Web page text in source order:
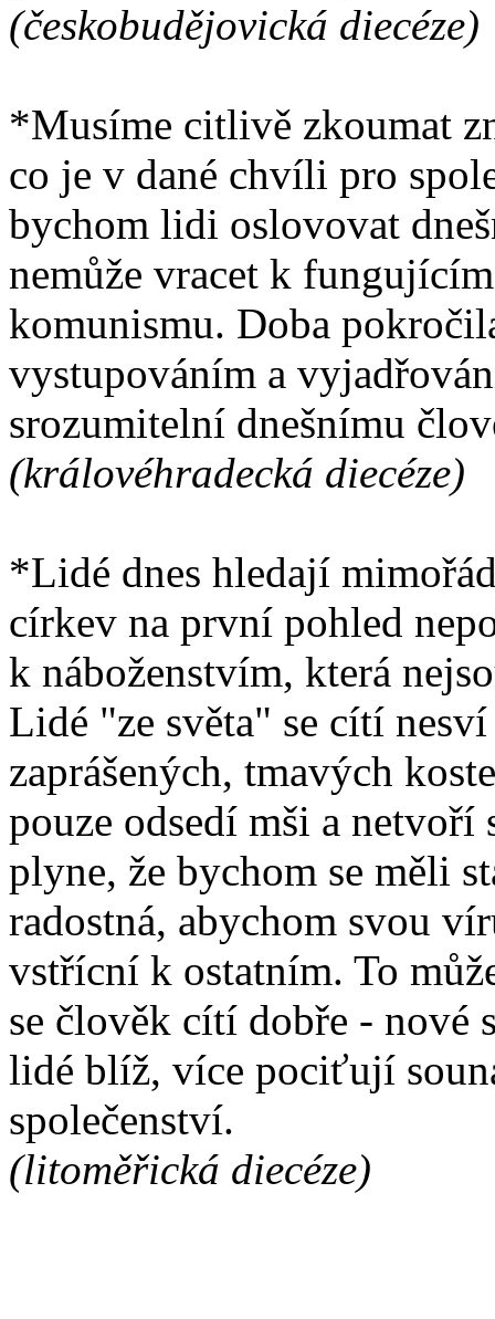
(českobudějovická diecéze)
*Musíme citlivě zkoumat
co je v dané chvíli pro
bychom lidi oslovovat
nemůže vracet k
komunismu. Doba
vystupováním a
srozumitelní dnešnímu
(královéhradecká diecéze)
*Lidé dnes hledají
církev na první pohled
k náboženstvím, která
Lidé "ze světa" se cítí
zaprášených, tmavých
pouze odsedí mši a
plyne, že bychom se měli
radostná, abychom svou
vstřícní k ostatním. To
se člověk cítí dobře - nové
lidé blíž, více pociťují
společenství.
(litoměřická diecéze)